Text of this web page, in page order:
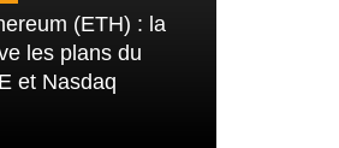
(ETH) : la
les plans du
et Nasdaq